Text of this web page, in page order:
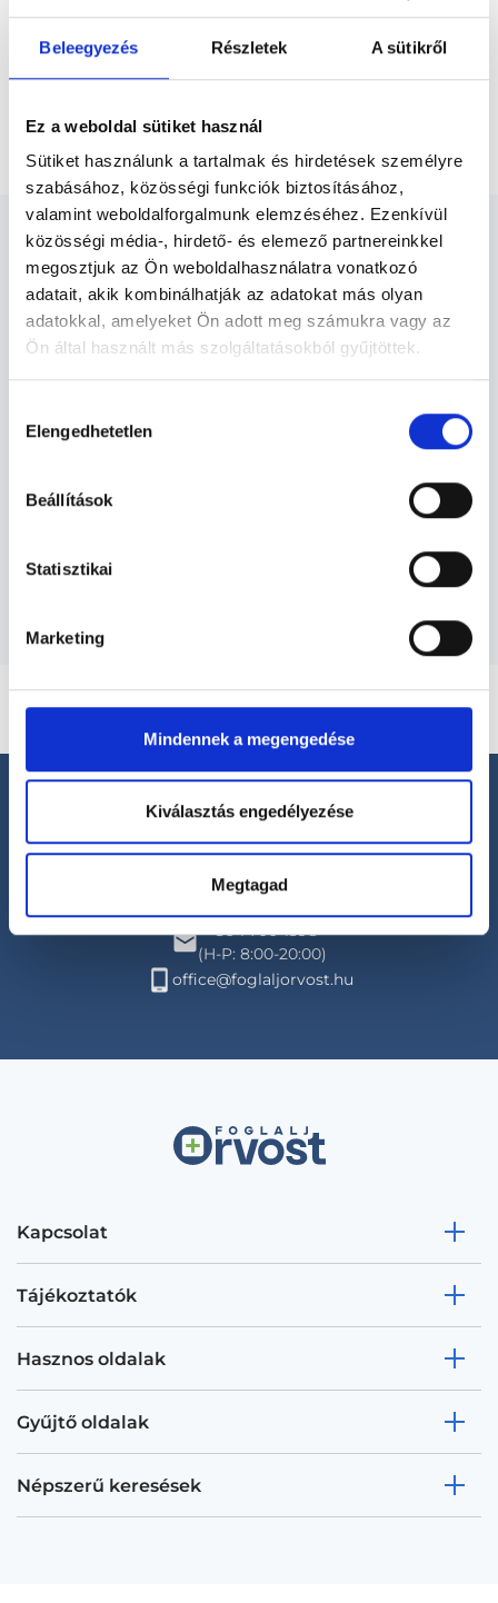
Beleegyezés Részletek A sütikről
Ez a weboldal sütiket használ
Sütiket használunk a tartalmak és hirdetések személyre
szabásához, közösségi funkciók biztosításához,
valamint weboldalforgalmunk elemzéséhez. Ezenkívül
közösségi média-, hirdető- és elemező partnereinkkel
megosztjuk az Ön weboldalhasználatra vonatkozó
adatait, akik kombinálhatják az adatokat más olyan
adatokkal, amelyeket Ön adott meg számukra vagy az
Ön által használt más szolgáltatásokból gyűjtöttek.
szabályzat:https://foglaljorvost.hu/info/foglaljorvost-
kiválasztása
Elengedhetetlen
Beállítások
Statisztikai
Marketing
Mindennek a megengedése
Kiválasztás engedélyezése
Megtagad
Főoldal Diagnoszta
Emlő MR kontrasztanyagos vizsgálat
Diagnoszta - Diagnosztika
SZAKTERÜLETEK
Szolgáltatások
Budapesti és vidéki diagnoszta orvosok
Segíthetünk?
+36 1 700-1398
(H-P: 8:00-20:00)
office@foglaljorvost.hu
Kapcsolat
Tájékoztatók
Hasznos oldalak
Gyűjtő oldalak
Népszerű keresések